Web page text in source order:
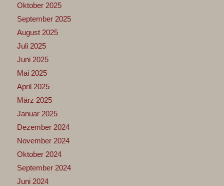
Oktober 2025
September 2025
August 2025
Juli 2025
Juni 2025
Mai 2025
April 2025
März 2025
Januar 2025
Dezember 2024
November 2024
Oktober 2024
September 2024
Juni 2024